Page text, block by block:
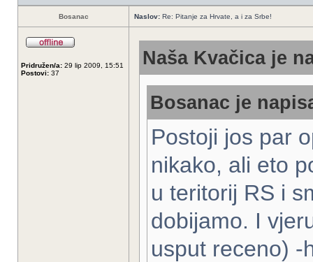
Bosanac Naslov: Re: Pitanje za Hrvate, a i za Srbe!
Pridružen/a: 29 lip 2009, 15:51
Postovi: 37
Naša Kvačica je
Bosanac je
Postoji jos par
nikako, ali eto
u teritorij RS i
dobijamo. I
usput receno) -